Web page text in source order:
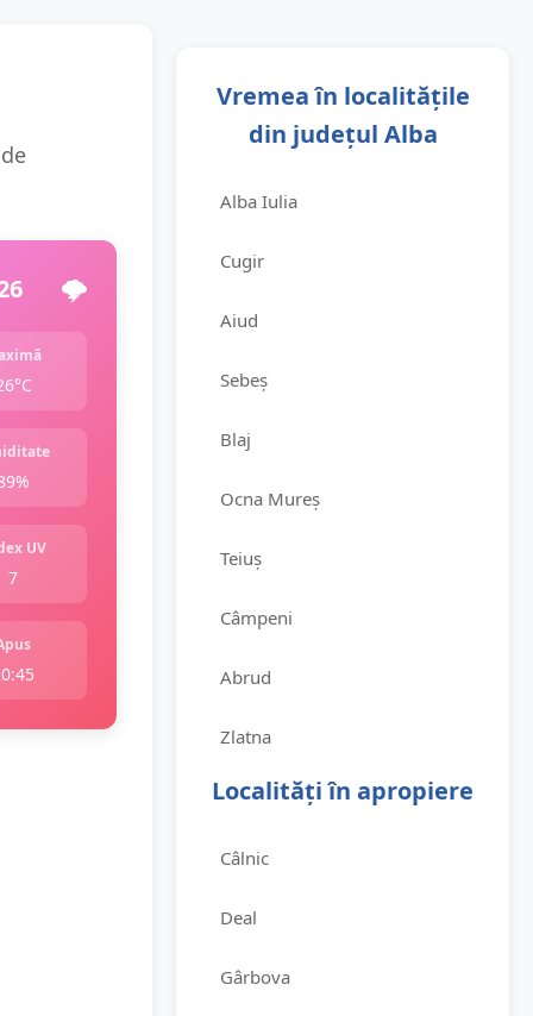
🌩️
UV
7
Vremea în localitățile
din județul Alba
Alba Iulia
Cugir
Aiud
Sebeș
Blaj
Ocna Mureș
Teiuș
Câmpeni
Abrud
Zlatna
Localități în apropiere
Câlnic
Deal
Gârbova